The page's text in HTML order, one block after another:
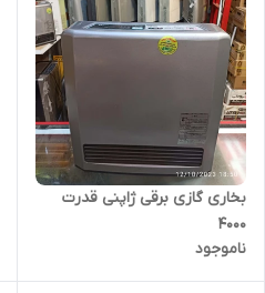
بخاری گازی برقی ژاپنی قدرت
۴۰۰۰
ناموجود